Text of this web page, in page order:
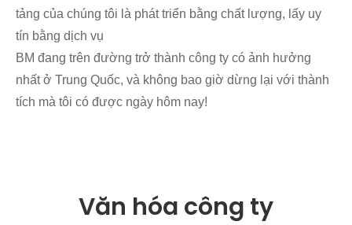
tảng của chúng tôi là phát triển bằng chất lượng, lấy uy
tín bằng dịch vụ
BM đang trên đường trở thành công ty có ảnh hưởng
nhất ở Trung Quốc, và không bao giờ dừng lại với thành
tích mà tôi có được ngày hôm nay!
Văn hóa công ty